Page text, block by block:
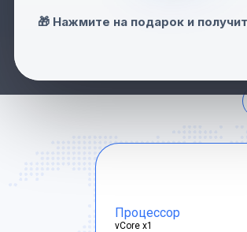
Процессор
vCore x1
🎁 Нажмите на подарок и